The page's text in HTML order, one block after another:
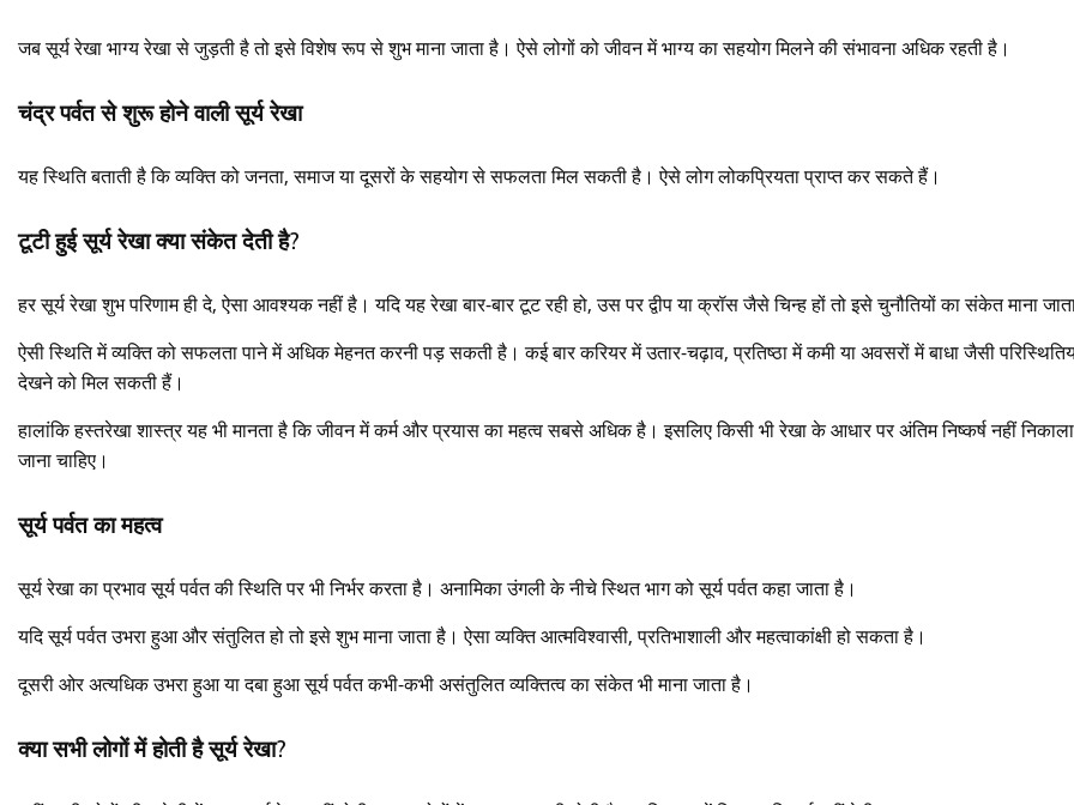
जब सूर्य रेखा भाग्य रेखा से जुड़ती है तो इसे विशेष रूप से शुभ माना जाता है। ऐसे लोगों को जीवन में भाग्य का सहयोग मिलने की संभावना अधिक रहती है।
चंद्र पर्वत से शुरू होने वाली सूर्य रेखा
यह स्थिति बताती है कि व्यक्ति को जनता, समाज या दूसरों के सहयोग से सफलता मिल सकती है। ऐसे लोग लोकप्रियता प्राप्त कर सकते हैं।
टूटी हुई सूर्य रेखा क्या संकेत देती है?
हर सूर्य रेखा शुभ परिणाम ही दे, ऐसा आवश्यक नहीं है। यदि यह रेखा बार-बार टूट रही हो, उस पर द्वीप या क्रॉस जैसे चिन्ह हों तो इसे चुनौतियों का संकेत माना
ऐसी स्थिति में व्यक्ति को सफलता पाने में अधिक मेहनत करनी पड़ सकती है। कई बार करियर में उतार-चढ़ाव, प्रतिष्ठा में कमी या अवसरों में बाधा जैसी
देखने को मिल सकती हैं।
हालांकि हस्तरेखा शास्त्र यह भी मानता है कि जीवन में कर्म और प्रयास का महत्व सबसे अधिक है। इसलिए किसी भी रेखा के आधार पर अंतिम निष्कर्ष नहीं निकाला
जाना चाहिए।
सूर्य पर्वत का महत्व
सूर्य रेखा का प्रभाव सूर्य पर्वत की स्थिति पर भी निर्भर करता है। अनामिका उंगली के नीचे स्थित भाग को सूर्य पर्वत कहा जाता है।
यदि सूर्य पर्वत उभरा हुआ और संतुलित हो तो इसे शुभ माना जाता है। ऐसा व्यक्ति आत्मविश्वासी, प्रतिभाशाली और महत्वाकांक्षी हो सकता है।
दूसरी ओर अत्यधिक उभरा हुआ या दबा हुआ सूर्य पर्वत कभी-कभी असंतुलित व्यक्तित्व का संकेत भी माना जाता है।
क्या सभी लोगों में होती है सूर्य रेखा?